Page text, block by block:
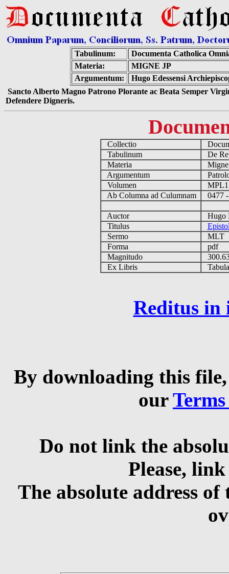
Tabulinum:
Documenta Catholica
Materia:
MIGNE JP
Argumentum:
Hugo Edessensi
Sancto Alberto Magno Patrono Plorante ac Beata Semper
Defendere Digneris.
Collectio
Tabulinum
De
Materia
Argumentum
Volumen
Ab Columna ad Culumnam
0477
Auctor
Hugo
Titulus
Sermo
MLT
Forma
pdf
Magnitudo
Ex Libris
Reditus in
By downloading this
our
Do not link the
Please,
The absolute address